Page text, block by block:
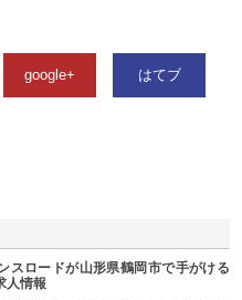
google+ はてブ
スロードが山形県鶴岡市で手がける
人情報